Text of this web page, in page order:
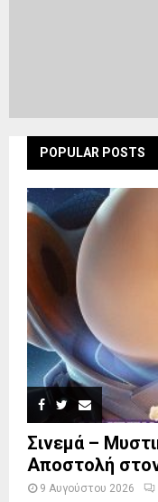
POPULAR POSTS
Σινεμά –
Αποστολή
9 Αυγούστου 2026